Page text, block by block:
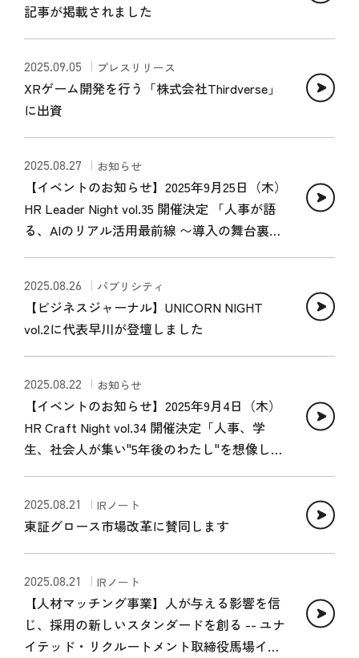
記事が掲載されました
2025.09.05 プレスリリース
XRゲーム開発を行う「株式会社Thirdverse」
に出資
2025.08.27 お知らせ
【イベントのお知らせ】2025年9月25日（木）
HR Leader Night vol.35 開催決定 「人事が語
る、AIのリアル活用最前線 〜導入の舞台裏
2025.08.26 パブリシティ
【ビジネスジャーナル】UNICORN NIGHT
vol.2に代表早川が登壇しました
2025.08.22 お知らせ
【イベントのお知らせ】2025年9月4日（木）
HR Craft Night vol.34 開催決定「人事、学
生、社会人が集い"5年後のわたし"を想像して
2025.08.21 IRノート
東証グロース市場改革に賛同します
2025.08.21 IRノート
【人材マッチング事業】人が与える影響を信
じ、採用の新しいスタンダードを創る -- ユナ
イテッド・リクルートメント取締役馬場イン